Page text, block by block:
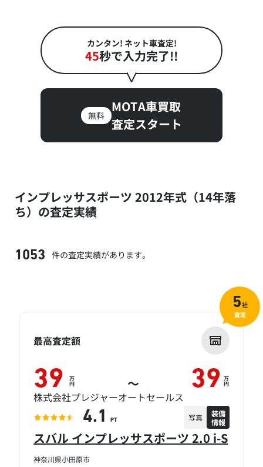
カンタン! ネット車査定!
45秒で入力完了!!
無料
MOTA車買取
査定スタート
インプレッサスポーツ 2012年式（14年落
ち）の査定実績
1053 件の査定実績があります。
神奈川県小田原市
スバル インプレッサスポーツ 2.0 i-S
最高査定額
39 万
円 ～ 39 万
円
株式会社プレジャーオートセールス
4.1 PT 写真
装備
情報
5社
査定